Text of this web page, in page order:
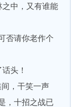
之中，又有谁能
否请你老作个
头！
，干笑一声
，十招之战已